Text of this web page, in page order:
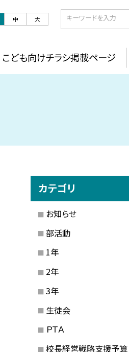
中 大
こども向けチラシ掲載ページ
カテゴリ
お知らせ
部活動
1年
2年
3年
生徒会
ＰＴＡ
校長経営戦略支援予算